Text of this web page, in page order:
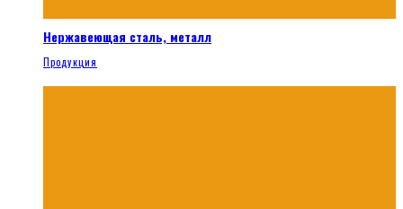
Нержавеющая сталь, металл
Продукция